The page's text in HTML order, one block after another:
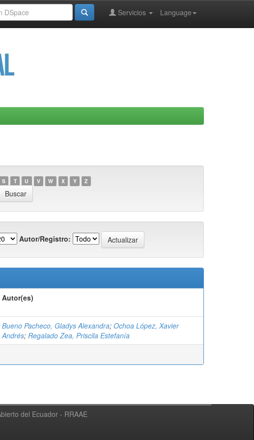
Language
Servicios
S T U V W X Y Z
Autor/Registro:
Autor(es)
Bueno Pacheco, Gladys Alexandra; Ochoa López, Xavier
Andrés; Regalado Zea, Priscila Estefanía
del Ecuador - RRAAE